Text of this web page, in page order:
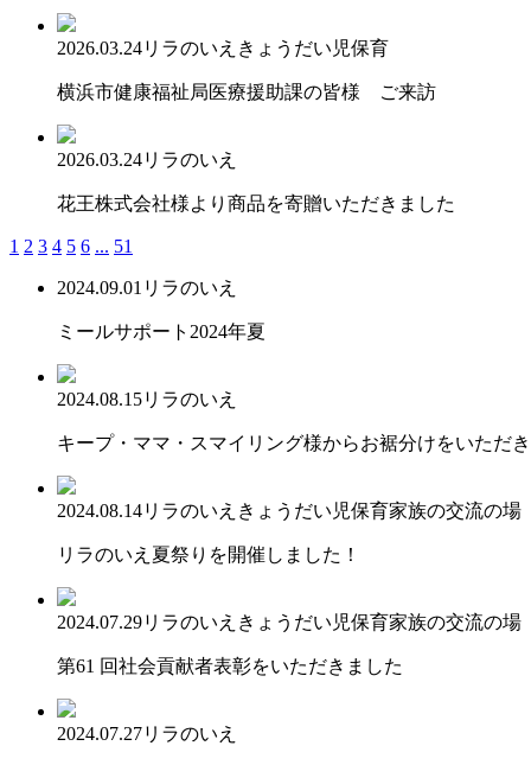
2026.03.24リラのいえ きょうだい児保育
横浜市健康福祉局医療援助課の皆様 ご来訪
2026.03.24リラのいえ
花王株式会社様より商品を寄贈いただきました
1 2 3 4 5 6 ... 51
2024.09.01 リラのいえ
ミールサポート2024年夏
2024.08.15リラのいえ
キープ・ママ・スマイリング様からお裾分けをいただ
2024.08.14リラのいえ きょうだい児保育家族の交流の場
リラのいえ夏祭りを開催しました！
2024.07.29リラのいえ きょうだい児保育家族の交流の場
第61 回社会貢献者表彰をいただきました
2024.07.27リラのいえ